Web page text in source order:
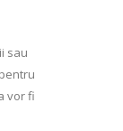
sau
vor fi